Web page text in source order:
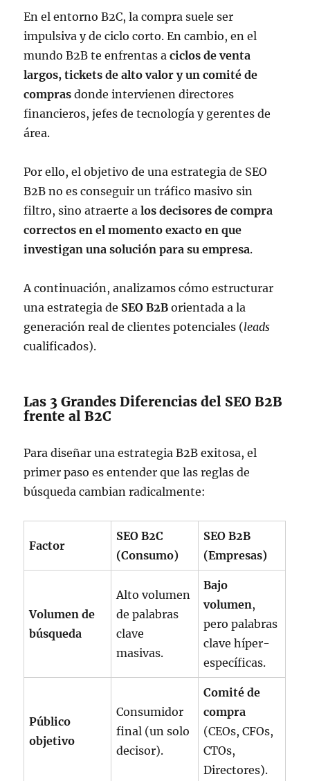
En el entorno B2C, la compra suele ser
impulsiva y de ciclo corto. En cambio, en el
mundo B2B te enfrentas aciclos de venta
largos, tickets de alto valor y un comité de
compras donde intervienen directores
financieros, jefes de tecnología y gerentes de
área.
Por ello, el objetivo de una estrategia de SEO
B2B no es conseguir un tráfico masivo sin
filtro, sino atraerte alos decisores de compra
correctos en el momento exacto en que
investigan una solución para su empresa.
A continuación, analizamos cómo estructurar
una estrategia de SEO B2B orientada a la
generación real de clientes potenciales (leads
cualificados).
Las 3 Grandes Diferencias del SEO B2B
frente al B2C
Para diseñar una estrategia B2B exitosa, el
primer paso es entender que las reglas de
búsqueda cambian radicalmente:
Factor
SEO B2C
(Consumo)
SEO B2B
(Empresas)
Volumen de
búsqueda
Alto volumen
de palabras
clave
masivas.
Bajo
volumen,
pero palabras
clave híper-
específicas.
Público
objetivo
Consumidor
final (un solo
decisor).
Comité de
compra
(CEOs, CFOs,
CTOs,
Directores).